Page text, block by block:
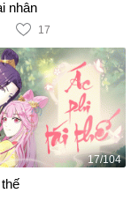
nhân
17
17/104